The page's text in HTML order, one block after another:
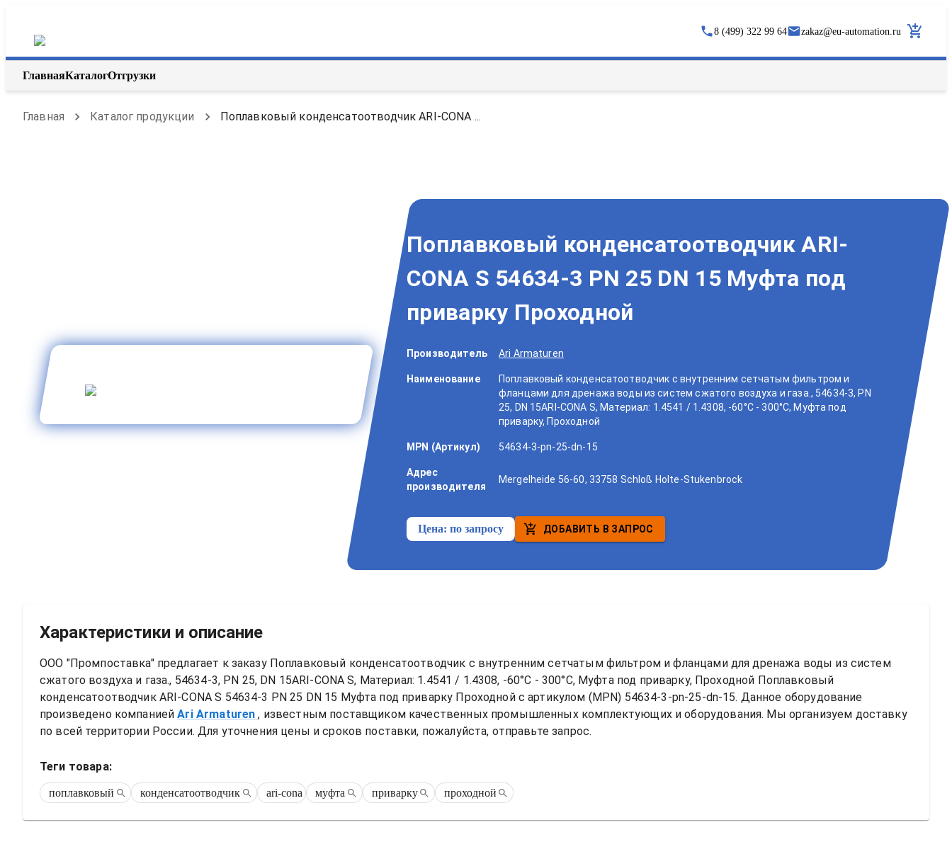
8 (499) 322 99 64 zakaz@eu-automation.ru
ГлавнаяКаталогОтгрузки
Главная Каталог продукции Поплавковый конденсатоотводчик ARI-CONA ...
Поплавковый конденсатоотводчик ARI-
CONA S 54634-3 PN 25 DN 15 Муфта под
приварку Проходной
Производитель Ari Armaturen
Наименование
Поплавковый конденсатоотводчик с внутренним сетчатым фильтром и
фланцами для дренажа воды из систем сжатого воздуха и газа., 54634-3, PN
25, DN 15ARI-CONA S, Материал: 1.4541 / 1.4308, -60°C - 300°C, Муфта под
приварку, Проходной
MPN (Артикул) 54634-3-pn-25-dn-15
Адрес
производителя
Mergelheide 56-60, 33758 Schloß Holte-Stukenbrock
Цена:по запросу ДОБАВИТЬ В ЗАПРОС
Характеристики и описание
ООО "Промпоставка" предлагает к заказу Поплавковый конденсатоотводчик с внутренним сетчатым фильтром и фланцами для дренажа воды из систем
сжатого воздуха и газа., 54634-3, PN 25, DN 15ARI-CONA S, Материал: 1.4541 / 1.4308, -60°C - 300°C, Муфта под приварку, Проходной Поплавковый
конденсатоотводчик ARI-CONA S 54634-3 PN 25 DN 15 Муфта под приварку Проходной с артикулом (MPN) 54634-3-pn-25-dn-15. Данное оборудование
произведено компанией Ari Armaturen , известным поставщиком качественных промышленных комплектующих и оборудования. Мы организуем доставку
по всей территории России. Для уточнения цены и сроков поставки, пожалуйста, отправьте запрос.
Теги товара:
поплавковый конденсатоотводчик ari-cona муфта приварку проходной